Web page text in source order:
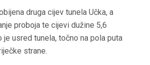
druga cijev tunela Učka, a
proboja te cijevi dužine 5,6
je usred tunela, točno na pola puta
strane.